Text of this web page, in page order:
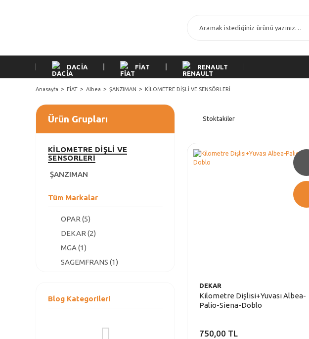
DACİA FİAT RENAULT
Anasayfa FİAT Albea ŞANZIMAN KİLOMETRE DİŞLİ VE SENSÖRLERİ
Ürün Grupları
KİLOMETRE DİŞLİ VE
SENSÖRLERİ
ŞANZIMAN
Tüm Markalar
OPAR (5)
DEKAR (2)
MGA (1)
SAGEMFRANS (1)
Blog Kategorileri
Stoktakiler
DEKAR
Kilometre Dişlisi+Yuvası Albea-
Palio-Siena-Doblo
750,00 TL